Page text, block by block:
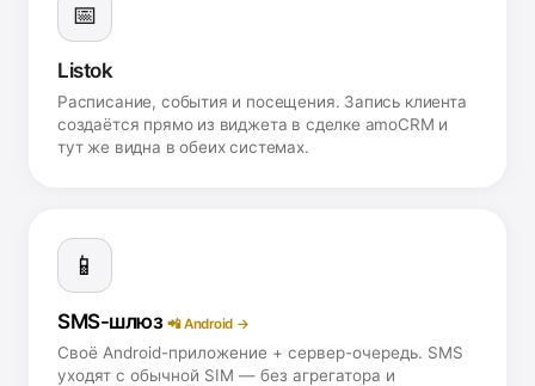
📅
Listok
Расписание, события и посещения. Запись клиента
создаётся прямо из виджета в сделке amoCRM и
тут же видна в обеих системах.
📱
SMS-шлюз📲 Android →
Своё Android-приложение + сервер-очередь. SMS
уходят с обычной SIM — без агрегатора и